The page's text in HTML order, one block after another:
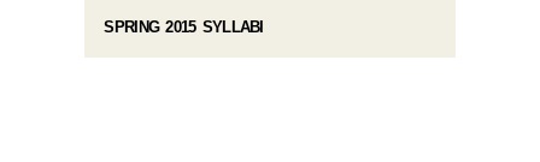
SPRING 2015 SYLLABI